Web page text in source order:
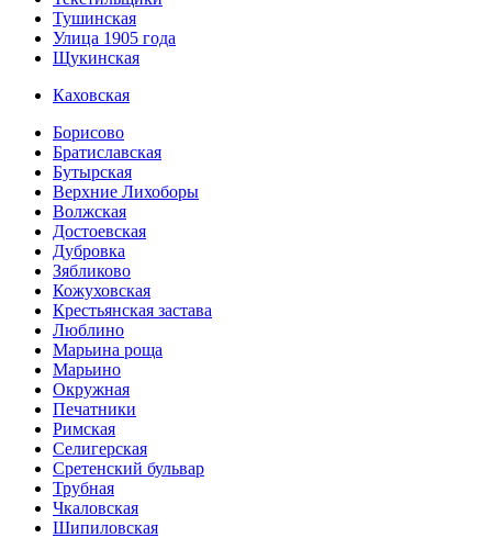
Тушинская
Улица 1905 года
Щукинская
Каховская
Борисово
Братиславская
Бутырская
Верхние Лихоборы
Волжская
Достоевская
Дубровка
Зябликово
Кожуховская
Крестьянская застава
Люблино
Марьина роща
Марьино
Окружная
Печатники
Римская
Селигерская
Сретенский бульвар
Трубная
Чкаловская
Шипиловская